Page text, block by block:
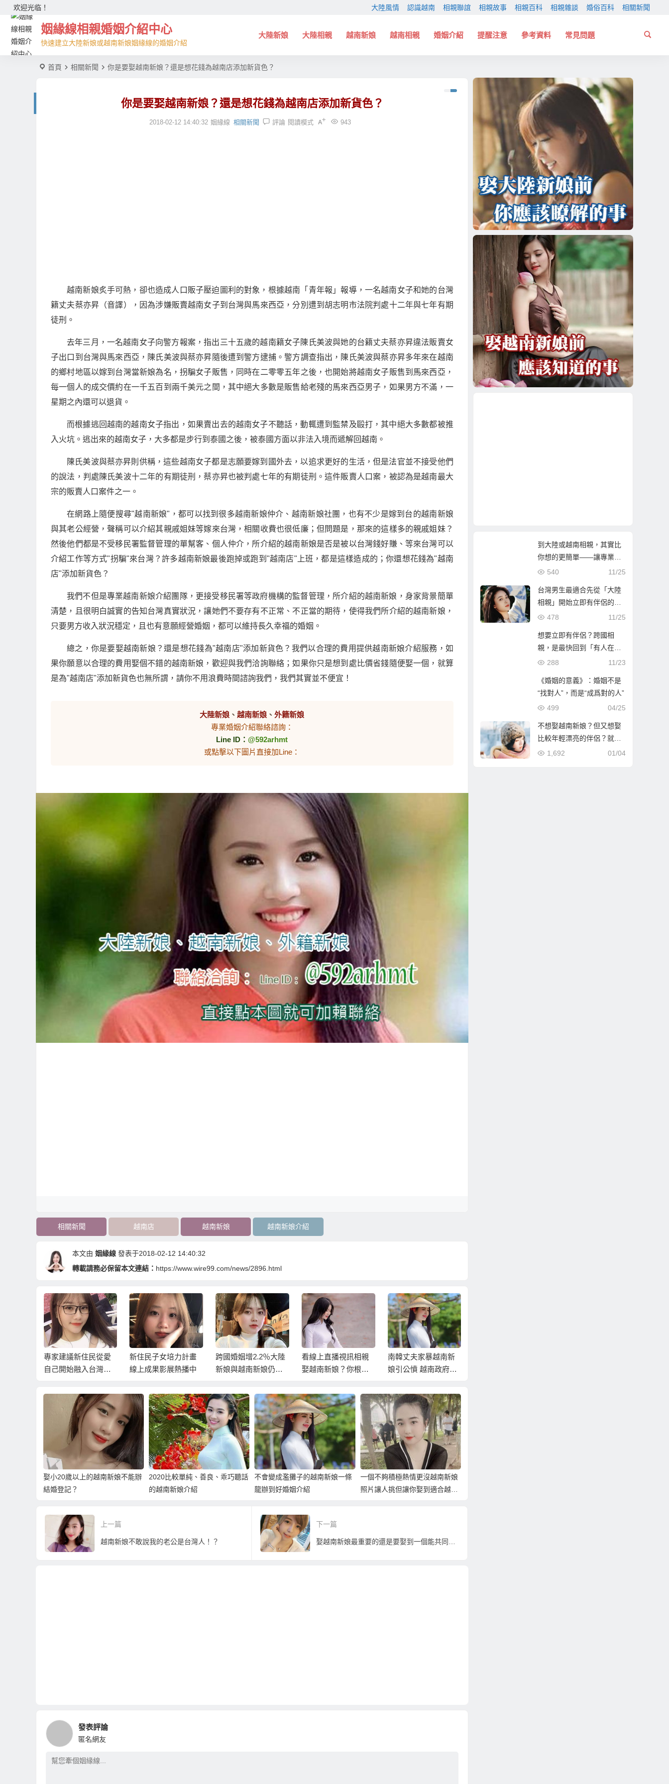
欢迎光临！ 大陸風情 認識越南 相親聯誼 相親故事 相親百科 相親雜談 婚俗百科 相關新聞
姻緣線相親婚姻介紹中心
快速建立大陸新娘或越南新娘姻緣線的婚姻介紹
大陸新娘 大陸相親 越南新娘 越南相親 婚姻介紹 提醒注意 參考資料 常見問題
首頁 相關新聞 你是要娶越南新娘？還是想花錢為越南店添加新貨色？
你是要娶越南新娘？還是想花錢為越南店添加新貨色？
2018-02-12 14:40:32 姻緣線 相關新聞 評論 943
閱讀模式
越南新娘炙手可熱，卻也造成人口販子壓迫圖利的對象，根據越南「青年報」報導，一名越南女子和她的台灣
籍丈夫蔡亦昇（音譯），因為涉嫌販賣越南女子到台灣與馬來西亞，分別遭到胡志明市法院判處十二年與七年有期
徒刑。
去年三月，一名越南女子向警方報案，指出三十五歲的越南籍女子陳氏美波與她的台籍丈夫蔡亦昇違法販賣女
子出口到台灣與馬來西亞，陳氏美波與蔡亦昇隨後遭到警方逮捕。警方調查指出，陳氏美波與蔡亦昇多年來在越南
的鄉村地區以嫁到台灣當新娘為名，拐騙女子販售，同時在二零零五年之後，也開始將越南女子販售到馬來西亞，
每一個人的成交價約在一千五百到兩千美元之間，其中絕大多數是販售給老殘的馬來西亞男子，如果男方不滿，一
星期之內還可以退貨。
而根據逃回越南的越南女子指出，如果賣出去的越南女子不聽話，動輒遭到監禁及毆打，其中絕大多數都被推
入火坑。逃出來的越南女子，大多都是步行到泰國之後，被泰國方面以非法入境而遞解回越南。
陳氏美波與蔡亦昇則供稱，這些越南女子都是志願要嫁到國外去，以追求更好的生活，但是法官並不接受他們
的說法，判處陳氏美波十二年的有期徒刑，蔡亦昇也被判處七年的有期徒刑。這件販賣人口案，被認為是越南最大
宗的販賣人口案件之一。
在網路上隨便搜尋"越南新娘"，都可以找到很多越南新娘仲介、越南新娘社團，也有不少是嫁到台的越南新娘
與其老公經營，聲稱可以介紹其親戚姐妹等嫁來台灣，相關收費也很低廉；但問題是，那來的這樣多的親戚姐妹？
然後他們都是不受移民署監督管理的單幫客、個人仲介，所介紹的越南新娘是否是被以台灣錢好賺、等來台灣可以
介紹工作等方式"拐騙"來台灣？許多越南新娘最後跑掉或跑到"越南店"上班，都是這樣造成的；你還想花錢為"越南
店"添加新貨色？
我們不但是專業越南新娘介紹團隊，更接受移民署等政府機構的監督管理，所介紹的越南新娘，身家背景簡單
清楚，且很明白誠實的告知台灣真實狀況，讓她們不要存有不正常、不正當的期待，使得我們所介紹的越南新娘，
只要男方收入狀況穩定，且也有意願經營婚姻，都可以維持長久幸福的婚姻。
總之，你是要娶越南新娘？還是想花錢為"越南店"添加新貨色？我們以合理的費用提供越南新娘介紹服務，如
果你願意以合理的費用娶個不錯的越南新娘，歡迎與我們洽詢聯絡；如果你只是想到處比價省錢隨便娶一個，就算
是為"越南店"添加新貨色也無所謂，請你不用浪費時間諮詢我們，我們其實並不便宜！
大陸新娘 、越南新娘 、外籍新娘
專業婚姻介紹聯絡諮詢：
Line ID：@592arhmt
或點擊以下圖片直接加Line：
相關新聞 越南店 越南新娘 越南新娘介紹
本文由 姻緣線 發表于2018-02-12 14:40:32
轉載請務必保留本文連結： https://www.wire99.com/news/2896.html
專家建議新住民從愛
自己開始融入台灣生
新住民子女培力計畫
線上成果影展熱播中
跨國婚姻增2.2％大陸
新娘與越南新娘仍佔
看線上直播視訊相親
娶越南新娘？你根本
南韓丈夫家暴越南新
娘引公憤 越南政府要
娶小20歲以上的越南新娘不能辦
結婚登記？
2020比較單純、善良、乖巧聽話
的越南新娘介紹
不會變成濫攤子的越南新娘一條
龍辦到好婚姻介紹
一個不夠積極熱情更沒越南新娘
照片讓人挑但讓你娶到適合越南
上一篇
越南新娘不敢說我的老公是台灣人！？
下一篇
發表評論
匿名網友
到大陸或越南相親，其實比
你想的更簡單——讓專業團
隊陪你找到真心伴侶
11/25
540
台灣男生最適合先從「大陸
相親」開始立即有伴侶的第
一步
11/25
478
想要立即有伴侶？跨國相
親，是最快回到「有人在等
你」的人生方！
11/23
288
《婚姻的意義》：婚姻不是
“找對人”，而是“成爲對的人”
04/25
499
不想娶越南新娘？但又想娶
比較年輕漂亮的伴侶？就到
哈爾濱相親娶哈爾濱新娘！
01/04
1,692